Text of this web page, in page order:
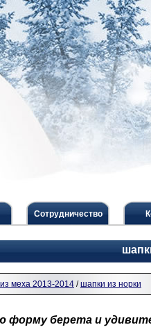
Сотрудничество
меха 2013-2014 /шапки из норки
форму берета и